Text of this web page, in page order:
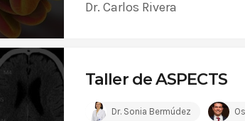
Dr. Carlos Rivera
Taller de ASPECTS
Dr. Sonia Bermúdez